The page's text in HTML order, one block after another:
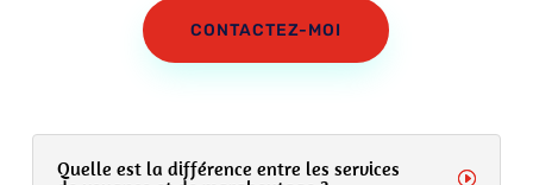
CONTACTEZ-MOI
Quelle est la différence entre les services